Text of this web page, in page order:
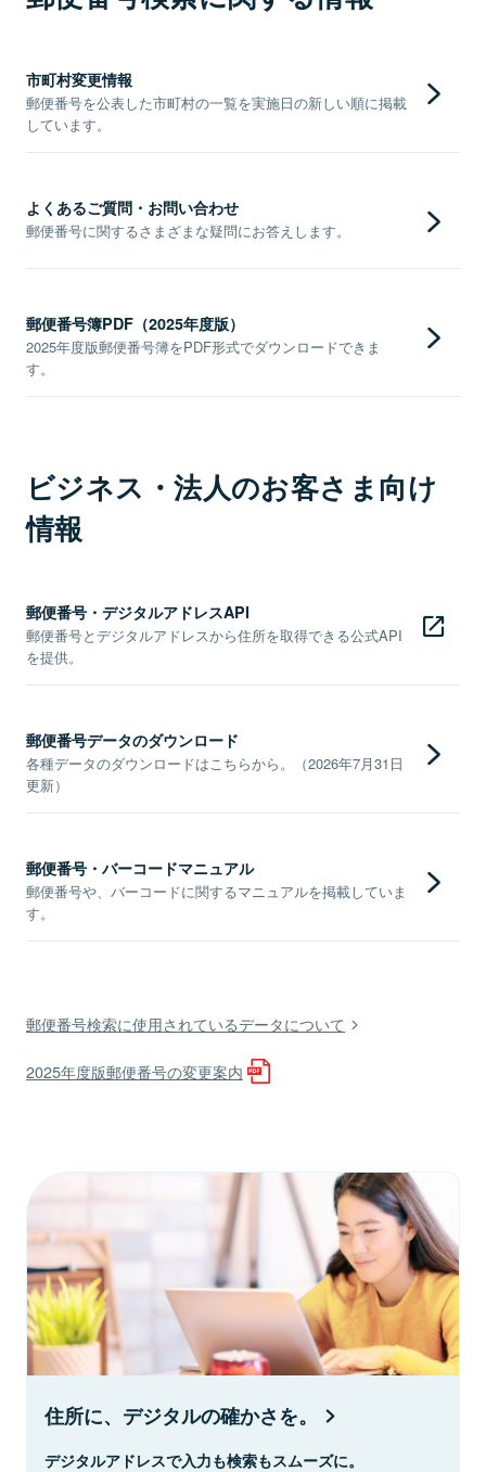
市町村変更情報
郵便番号を公表した市町村の一覧を実施日の新しい順に掲載
しています。
よくあるご質問・お問い合わせ
郵便番号に関するさまざまな疑問にお答えします。
郵便番号簿PDF（2025年度版）
2025年度版郵便番号簿をPDF形式でダウンロードできま
す。
ビジネス・法人のお客さま向け
情報
郵便番号・デジタルアドレスAPI
郵便番号とデジタルアドレスから住所を取得できる公式API
を提供。
郵便番号データのダウンロード
各種データのダウンロードはこちらから。（2026年7月31日
更新）
郵便番号・バーコードマニュアル
郵便番号や、バーコードに関するマニュアルを掲載していま
す。
郵便番号検索に使用されているデータについて
2025年度版郵便番号の変更案内
住所に、デジタルの確かさを。
デジタルアドレスで入力も検索もスムーズに。